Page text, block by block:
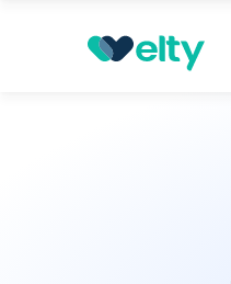
Prenota visita